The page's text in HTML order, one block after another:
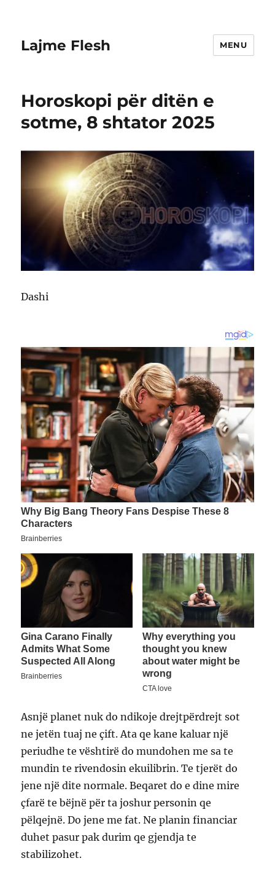
Lajme Flesh MENU
Horoskopi për ditën e
sotme, 8 shtator 2025
Dashi
Asnjë planet nuk do ndikoje drejtpërdrejt sot
ne jetën tuaj ne çift. Ata qe kane kaluar një
periudhe te vështirë do mundohen me sa te
mundin te rivendosin ekuilibrin. Te tjerët do
jene një dite normale. Beqaret do e dine mire
çfarë te bëjnë për ta joshur personin qe
pëlqejnë. Do jene me fat. Ne planin financiar
duhet pasur pak durim qe gjendja te
stabilizohet.